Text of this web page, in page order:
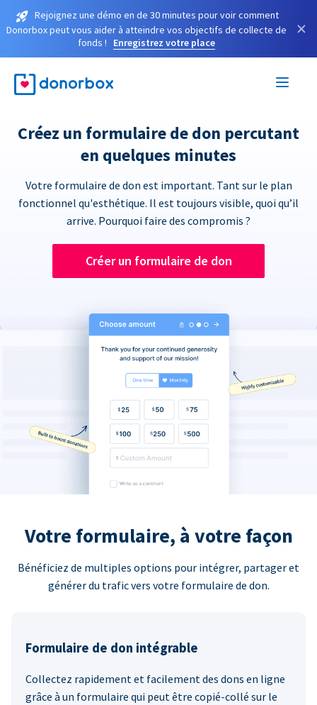
Rejoignez une démo en de 30 minutes pour voir comment
Donorbox peut vous aider à atteindre vos objectifs de collecte de
fonds !
Enregistrez votre place
×
Créez un formulaire de don percutant
en quelques minutes
Votre formulaire de don est important. Tant sur le plan
fonctionnel qu'esthétique. Il est toujours visible, quoi qu’il
arrive. Pourquoi faire des compromis ?
Créer un formulaire de don
Votre formulaire, à votre façon
Bénéficiez de multiples options pour intégrer, partager et
générer du trafic vers votre formulaire de don.
Formulaire de don intégrable
Collectez rapidement et facilement des dons en ligne
grâce à un formulaire qui peut être copié-collé sur le